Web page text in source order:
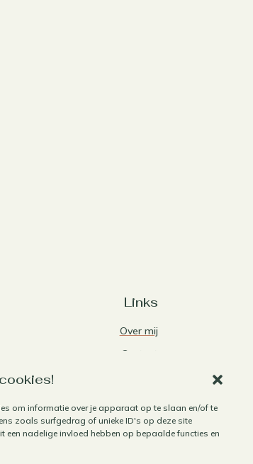
om informatie over je apparaat op te slaan en/of te
zoals surfgedrag of unieke ID's op deze site
een nadelige invloed hebben op bepaalde functies en
Links
Over mij
Contact
Algemene voorwaarden
Cookiebeleid